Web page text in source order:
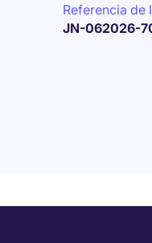
Referencia de
JN-062026-